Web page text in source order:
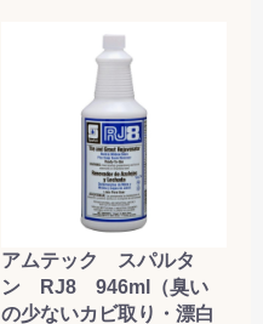
アムテック スパルタ
ン RJ8 946ml（臭い
の少ないカビ取り・漂白